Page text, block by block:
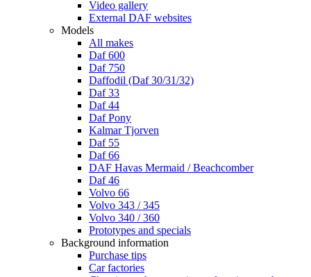
Video gallery
External DAF websites
Models
All makes
Daf 600
Daf 750
Daffodil (Daf 30/31/32)
Daf 33
Daf 44
Daf Pony
Kalmar Tjorven
Daf 55
Daf 66
DAF Havas Mermaid / Beachcomber
Daf 46
Volvo 66
Volvo 343 / 345
Volvo 340 / 360
Prototypes and specials
Background information
Purchase tips
Car factories